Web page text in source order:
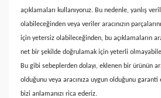
açıklamaları kullanıyoruz. Bu nedenle, yanlış
olabileceğinden veya veriler aracınızın
için yetersiz olabileceğinden, bu açıklamaların
net bir şekilde doğrulamak için yeterli
Bu gibi sebeplerden dolayı, eklenen bir ürünün
olduğunu veya aracınıza uygun olduğunu
bizi anlamanızı rica ederiz.